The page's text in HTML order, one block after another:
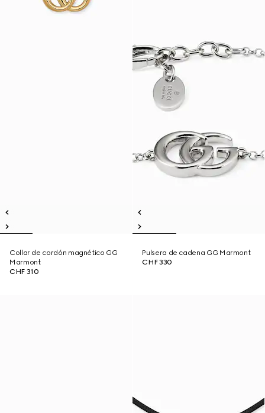
Collar de cordón magnético GG
Marmont
CHF 310
Pulsera de cadena GG Marmont
CHF 330